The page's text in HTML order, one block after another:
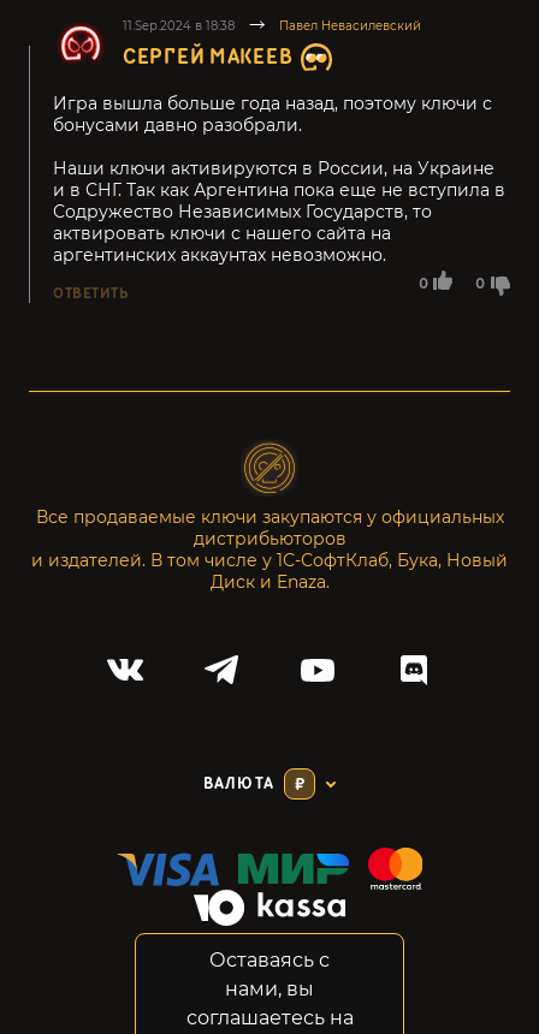
11.Sep.2024 в 18:38 Павел Невасилевский
СЕРГЕЙ МАКЕЕВ
0 0
Игра вышла больше года назад, поэтому ключи с
бонусами давно разобрали.
Наши ключи активируются в России, на Украине
и в СНГ. Так как Аргентина пока еще не вступила в
Содружество Независимых Государств, то
актвировать ключи с нашего сайта на
аргентинских аккаунтах невозможно.
ОТВЕТИТЬ
Все продаваемые ключи закупаются у официальных
дистрибьюторов
и издателей. В том числе у 1С-СофтКлаб, Бука, Новый
Диск и Enaza.
ВАЛЮТА ₽
Конфиденциальность
Возвраты
Оставаясь с
нами, вы
соглашаетесь на